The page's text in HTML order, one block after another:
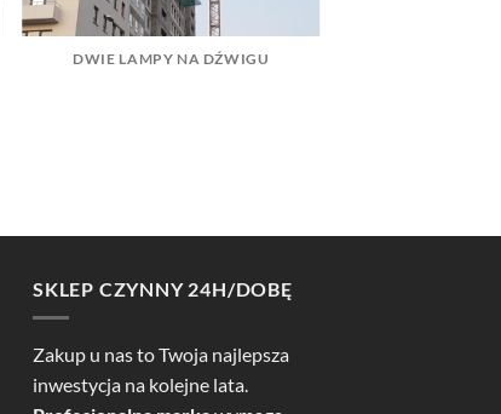
DWIE LAMPY NA DŹWIGU
SKLEP CZYNNY 24H/DOBĘ
Zakup u nas to Twoja najlepsza
inwestycja na kolejne lata.